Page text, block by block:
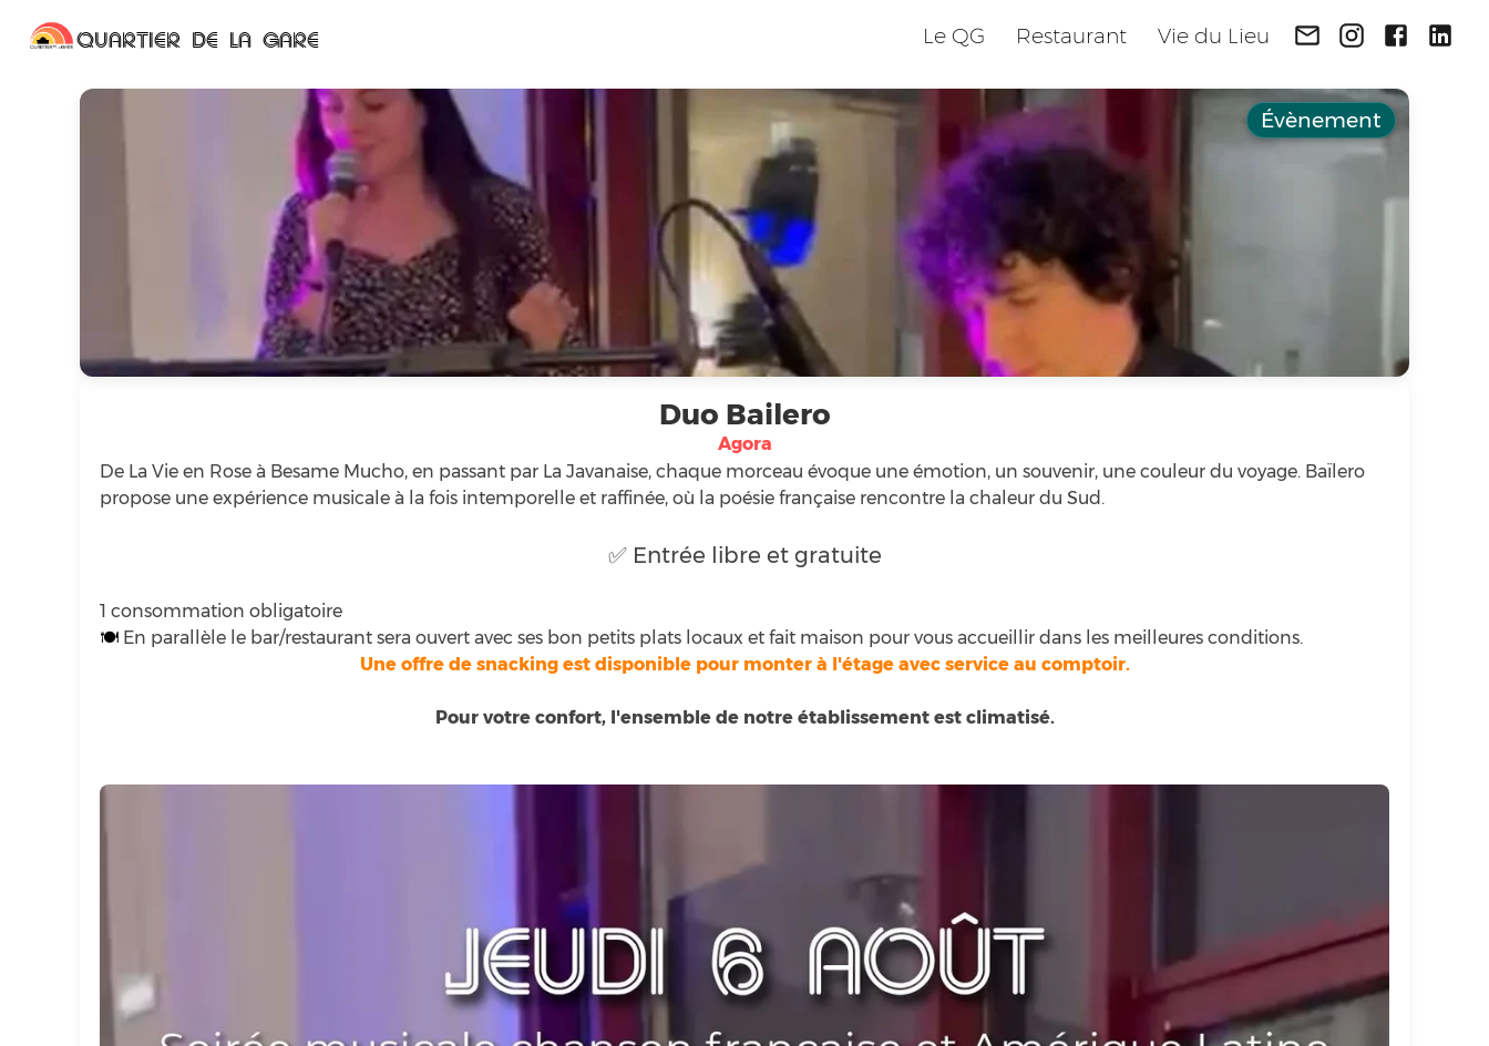
QUARTIER DE LA GARE Le QG Restaurant Vie du Lieu
Évènement
Duo Bailero
Agora
De La Vie en Rose à Besame Mucho, en passant par La Javanaise, chaque morceau évoque une émotion, un souvenir, une couleur du voyage. Baïlero
propose une expérience musicale à la fois intemporelle et raffinée, où la poésie française rencontre la chaleur du Sud.
✅ Entrée libre et gratuite
1 consommation obligatoire
🍽 En parallèle le bar/restaurant sera ouvert avec ses bon petits plats locaux et fait maison pour vous accueillir dans les meilleures conditions.
Une offre de snacking est disponible pour monter à l'étage avec service au comptoir.
Pour votre confort, l'ensemble de notre établissement est climatisé.